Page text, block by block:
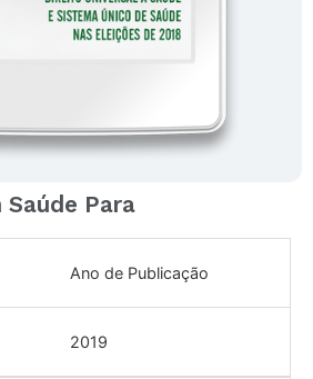
Para
Ano de Publicação
2019